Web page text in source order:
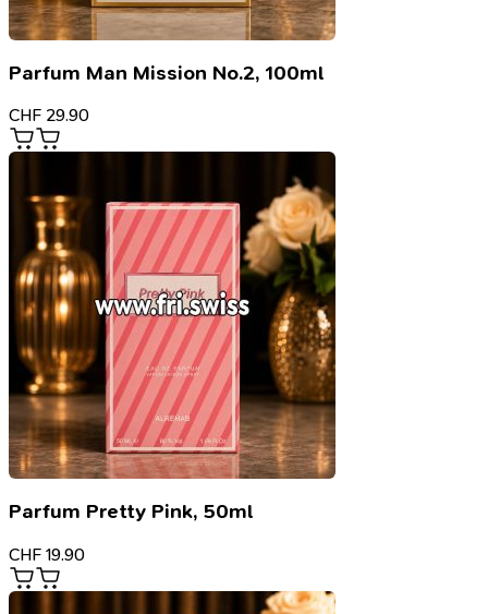
Parfum Man Mission No.2, 100ml
CHF 29.90
Parfum Pretty Pink, 50ml
CHF 19.90